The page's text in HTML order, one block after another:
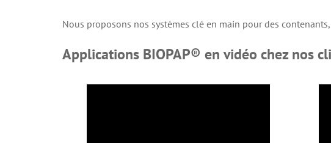
Nous proposons nos systèmes clé en main pour des
Applications BIOPAP® en vidéo chez nos